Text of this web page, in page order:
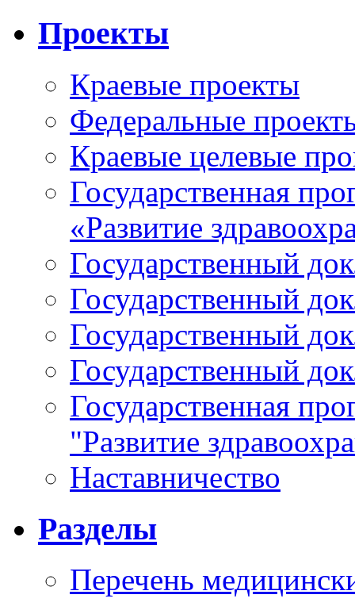
Проекты
Краевые проекты
Федеральные
Краевые целевые
Государственная
«Развитие
Государственный
Государственный
Государственный
Государственный
Государственная
"Развитие
Наставничество
Разделы
Перечень